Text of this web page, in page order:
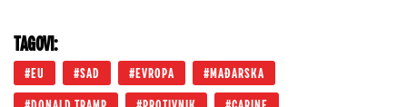
TAGOVI:
EU SAD EVROPA MAĐARSKA